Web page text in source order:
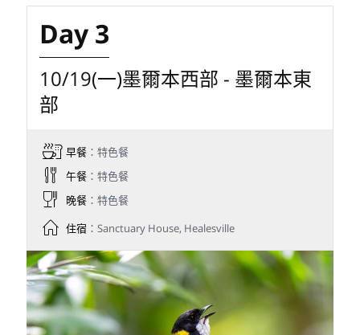
Day 3
10/19(一)墨爾本西部 - 墨爾本東
部
早餐：特色餐
午餐：特色餐
晚餐：特色餐
住宿：Sanctuary House, Healesville